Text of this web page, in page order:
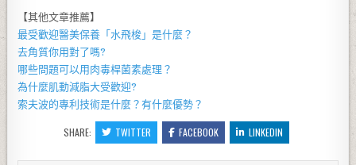
【其他文章推薦】
最受歡迎醫美保養「 水飛梭 」是什麼？
去角質你用對了嗎?
哪些問題可以用 肉毒桿菌素處理？
為什麼肌動減脂大受歡迎?
索夫波的專利技術是什麼？有什麼優勢？
SHARE: TWITTER FACEBOOK LINKEDIN